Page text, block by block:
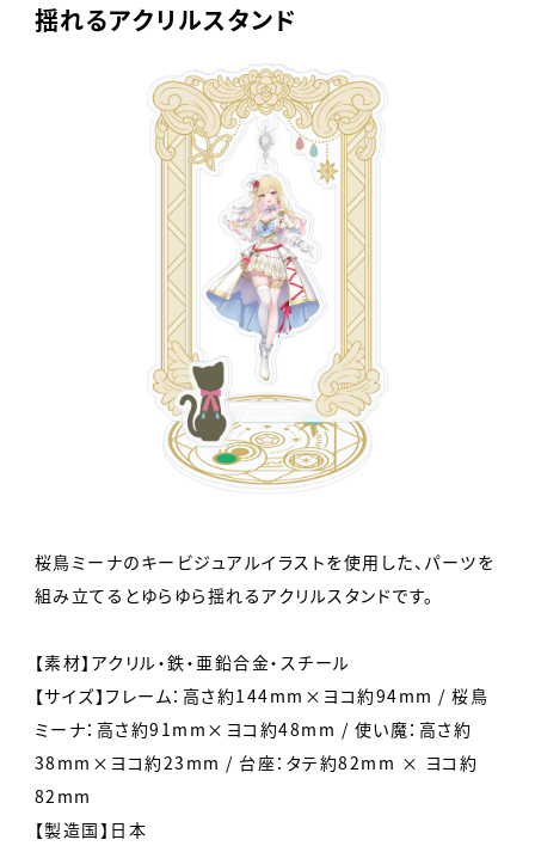
揺れるアクリルスタンド
桜鳥ミーナのキービジュアルイラストを使用した、パーツを
組み立てるとゆらゆら揺れるアクリルスタンドです。
【素材】アクリル・鉄・亜鉛合金・スチール
【サイズ】フレーム：高さ約144mm×ヨコ約94mm / 桜鳥
ミーナ：高さ約91mm×ヨコ約48mm / 使い魔：高さ約
38mm×ヨコ約23mm / 台座：タテ約82mm × ヨコ約
82mm
【製造国】日本